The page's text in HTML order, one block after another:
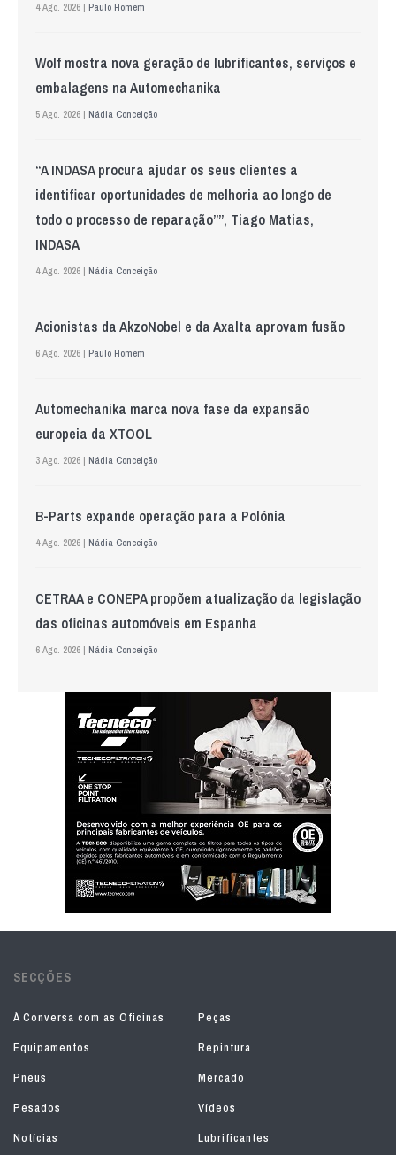
4 Ago. 2026 | Paulo Homem
Wolf mostra nova geração de lubrificantes, serviços e
embalagens na Automechanika
5 Ago. 2026 | Nádia Conceição
“A INDASA procura ajudar os seus clientes a
identificar oportunidades de melhoria ao longo de
todo o processo de reparação””, Tiago Matias,
INDASA
4 Ago. 2026 | Nádia Conceição
Acionistas da AkzoNobel e da Axalta aprovam fusão
6 Ago. 2026 | Paulo Homem
Automechanika marca nova fase da expansão
europeia da XTOOL
3 Ago. 2026 | Nádia Conceição
B-Parts expande operação para a Polónia
4 Ago. 2026 | Nádia Conceição
CETRAA e CONEPA propõem atualização da legislação
das oficinas automóveis em Espanha
6 Ago. 2026 | Nádia Conceição
SECÇÕES
À Conversa com as Oficinas
Peças
Equipamentos
Repintura
Pneus
Mercado
Pesados
Vídeos
Notícias
Lubrificantes